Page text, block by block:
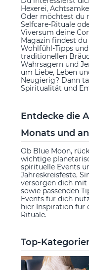
Hexerei,
Oder möchtest du
Selfcare-Rituale
Viversum deine
Magazin findest du
Wohlfühl-Tipps
traditionellen
Wahrsagern und
um Liebe, Leben
Neugierig? Dann
Spiritualität und
Entdecke die
Monats und
Ob Blue Moon,
wichtige
spirituelle Events
Jahreskreisfeste,
versorgen dich mit
sowie passenden
Events für dich
hier Inspiration für
Rituale.
Top-